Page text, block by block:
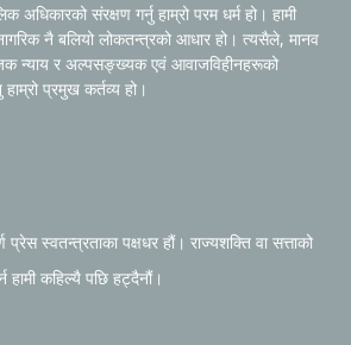
अधिकारको संरक्षण गर्नु हाम्रो परम धर्म हो। हामी
नै बलियो लोकतन्त्रको आधार हो। त्यसैले, मानव
न्याय र अल्पसङ्ख्यक एवं आवाजविहीनहरूको
प्रमुख कर्तव्य हो।
प्रेस स्वतन्त्रताका पक्षधर हौं। राज्यशक्ति वा सत्ताको
हामी कहिल्यै पछि हट्दैनौं।